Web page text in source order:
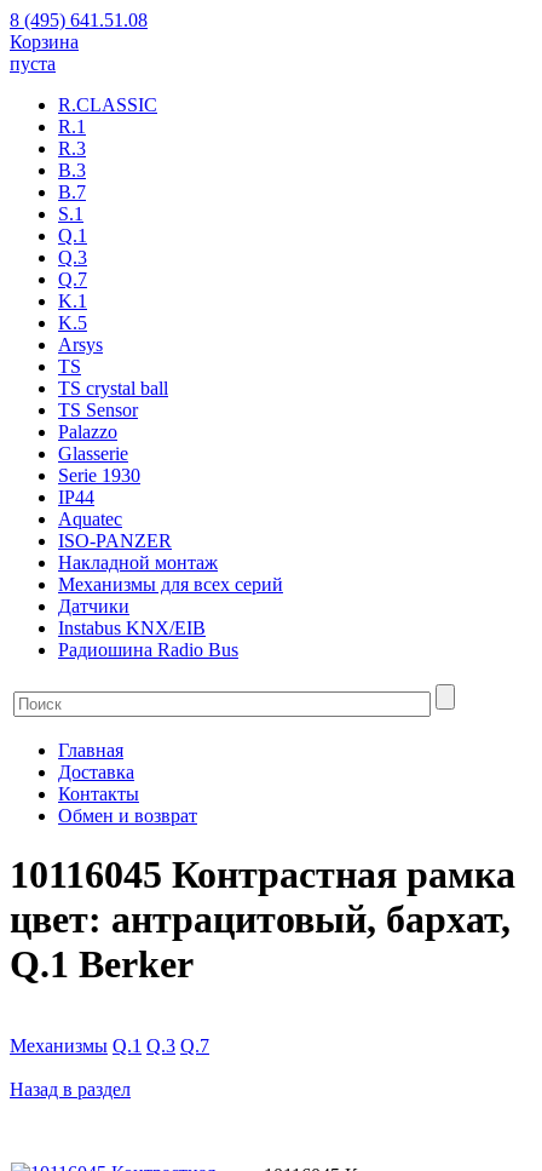
8 (495) 641.51.08
Корзина
пуста
R.CLASSIC
R.1
R.3
B.3
B.7
S.1
Q.1
Q.3
Q.7
K.1
K.5
Arsys
TS
TS crystal ball
TS Sensor
Palazzo
Glasserie
Serie 1930
IP44
Aquatec
ISO-PANZER
Накладной монтаж
Механизмы для всех серий
Датчики
Instabus KNX/EIB
Радиошина Radio Bus
Главная
Доставка
Контакты
Обмен и возврат
10116045 Контрастная рамка
цвет: антрацитовый, бархат,
Q.1 Berker
Механизмы Q.1 Q.3 Q.7
Назад в раздел